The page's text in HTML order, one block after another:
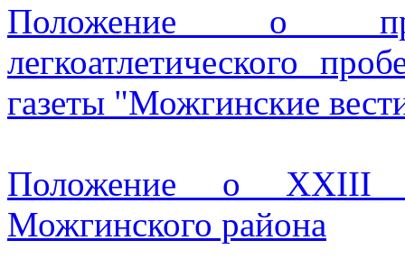
Положение о
легкоатлетического
газеты "Можгинские
Положение о XXIII
Можгинского района